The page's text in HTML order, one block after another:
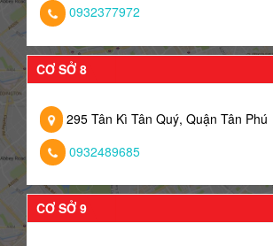
0932377972
CƠ SỞ 8
295 Tân Kì Tân Quý, Quận Tân Phú
0932489685
CƠ SỞ 9